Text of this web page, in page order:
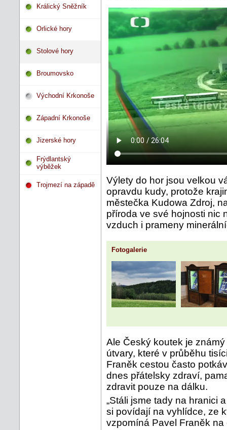
Králický Sněžník
Orlické hory
Stolové hory
Broumovsko
Východní Krkonoše
Západní Krkonoše
Jizerské hory
Frýdlantský
výběžek
Trojmezí na západě
Výlety do hor jsou velkou
opravdu kudy, protože
městečka Kudowa Zdroj,
příroda ve své hojnosti nic
vzduch i prameny
Fotogalerie
Ale Český koutek je
útvary, které v průběhu
Franěk cestou často
dnes přátelsky zdraví,
zdravit pouze na dálku.
„Stáli jsme tady na hranici
si povídají na vyhlídce, ze
vzpomíná Pavel Franěk